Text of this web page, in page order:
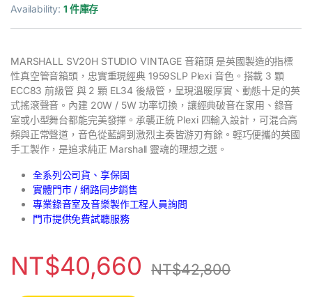
Availability:1 件庫存
MARSHALL SV20H STUDIO VINTAGE 音箱頭 是英國製造的指標
性真空管音箱頭，忠實重現經典 1959SLP Plexi 音色。搭載 3 顆
ECC83 前級管 與 2 顆 EL34 後級管，呈現溫暖厚實、動態十足的英
式搖滾聲音。內建 20W / 5W 功率切換，讓經典破音在家用、錄音
室或小型舞台都能完美發揮。承襲正統 Plexi 四輸入設計，可混合高
頻與正常聲道，音色從藍調到激烈主奏皆游刃有餘。輕巧便攜的英國
手工製作，是追求純正 Marshall 靈魂的理想之選。
全系列公司貨、享保固
實體門市 / 網路同步銷售
專業錄音室及音樂製作工程人員詢問
門市提供免費試聽服務
NT$40,660 NT$42,800